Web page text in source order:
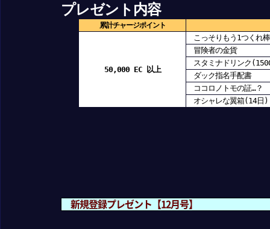
プレゼント内容
累計チャージポイント
50,000 EC 以上
こっそりもう1つくれ棒
冒険者の金貨
スタミナドリンク
ダック指名手配書
ココロノトモの証…？
オシャレな翼箱(14日)
新規登録プレゼント【12月号】